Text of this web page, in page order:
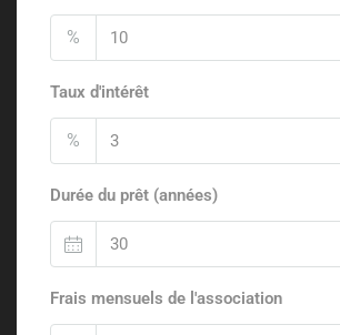
%
Taux d'intérêt
%
Durée du prêt (années)
Frais mensuels de l'association